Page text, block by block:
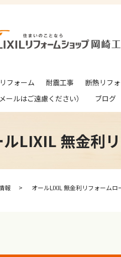
フォーム 耐震工事 断熱リフ
ルはご遠慮ください）
ブログ
ルLIXIL 無金利
報 オールLIXIL 無金利リフォームロ